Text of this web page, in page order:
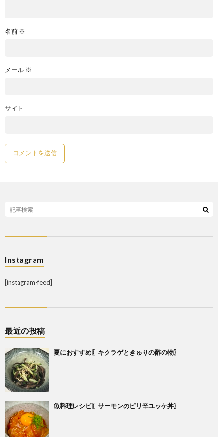
名前 ※
メール ※
サイト
Instagram
[instagram-feed]
最近の投稿
夏におすすめ〖キクラゲときゅりの酢の物〗
魚料理レシピ〖サーモンのピリ辛ユッケ丼〗